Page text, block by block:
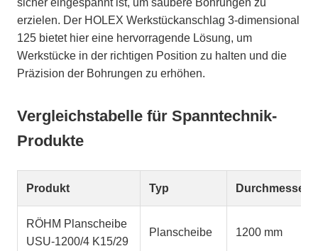
erzielen. Der HOLEX Werkstückanschlag 3-dimensional
125 bietet hier eine hervorragende Lösung, um
Werkstücke in der richtigen Position zu halten und die
Präzision der Bohrungen zu erhöhen.
Vergleichstabelle für Spanntechnik-
Produkte
Produkt Typ Durchmesser
RÖHM Planscheibe
USU-1200/4 K15/29
Planscheibe 1200 mm